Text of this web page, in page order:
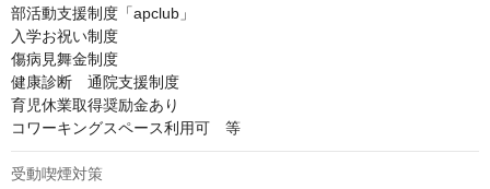
部活動支援制度「apclub」
入学お祝い制度
傷病見舞金制度
健康診断　通院支援制度
育児休業取得奨励金あり
コワーキングスペース利用可　等
受動喫煙対策